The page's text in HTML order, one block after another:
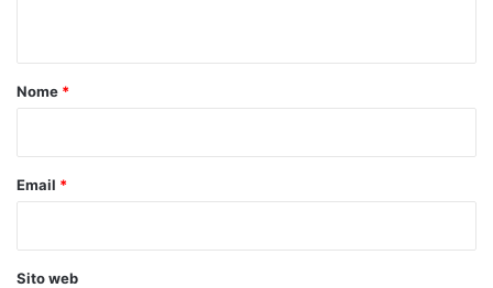
o
Nome *
Email *
Sito web